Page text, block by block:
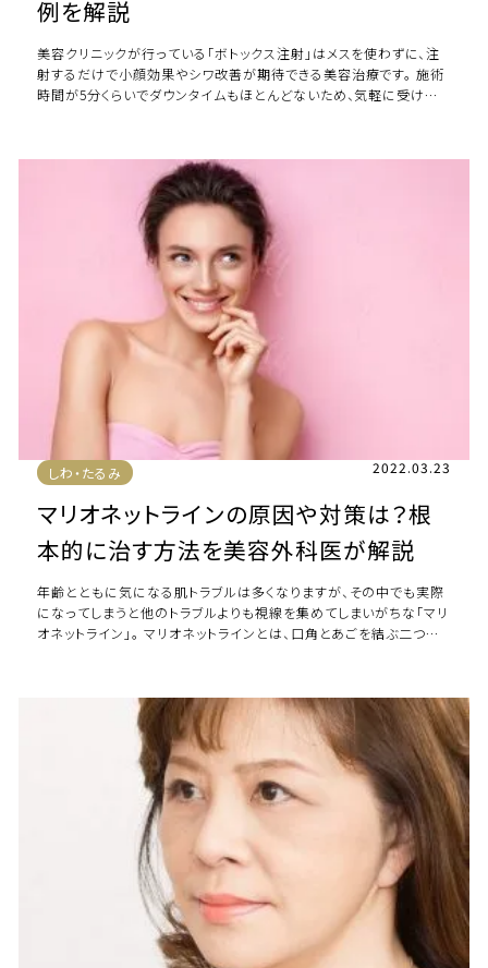
例を解説
美容クリニックが行っている「ボトックス注射」はメスを使わずに、注
射するだけで小顔効果やシワ改善が期待できる美容治療です。 施術
時間が5分くらいでダウンタイムもほとんどないため、気軽に受ける
しわ・たるみ 2022.03.23
マリオネットラインの原因や対策は？根
本的に治す方法を美容外科医が解説
年齢とともに気になる肌トラブルは多くなりますが、その中でも実際
になってしまうと他のトラブルよりも視線を集めてしまいがちな「マリ
オネットライン」。 マリオネットラインとは、口角とあごを結ぶ二つの